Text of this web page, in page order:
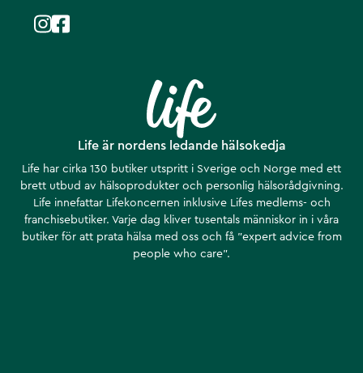
Life är nordens ledande hälsokedja
Life har cirka 130 butiker utspritt i Sverige och Norge med ett
brett utbud av hälsoprodukter och personlig hälsorådgivning.
Life innefattar Lifekoncernen inklusive Lifes medlems- och
franchisebutiker. Varje dag kliver tusentals människor in i våra
butiker för att prata hälsa med oss och få ”expert advice from
people who care”.